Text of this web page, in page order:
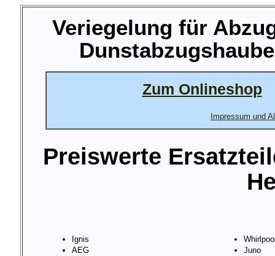
Veriegelung für
Zum Onlineshop
Impressum und
Preiswerte
Ignis
AEG
Juno